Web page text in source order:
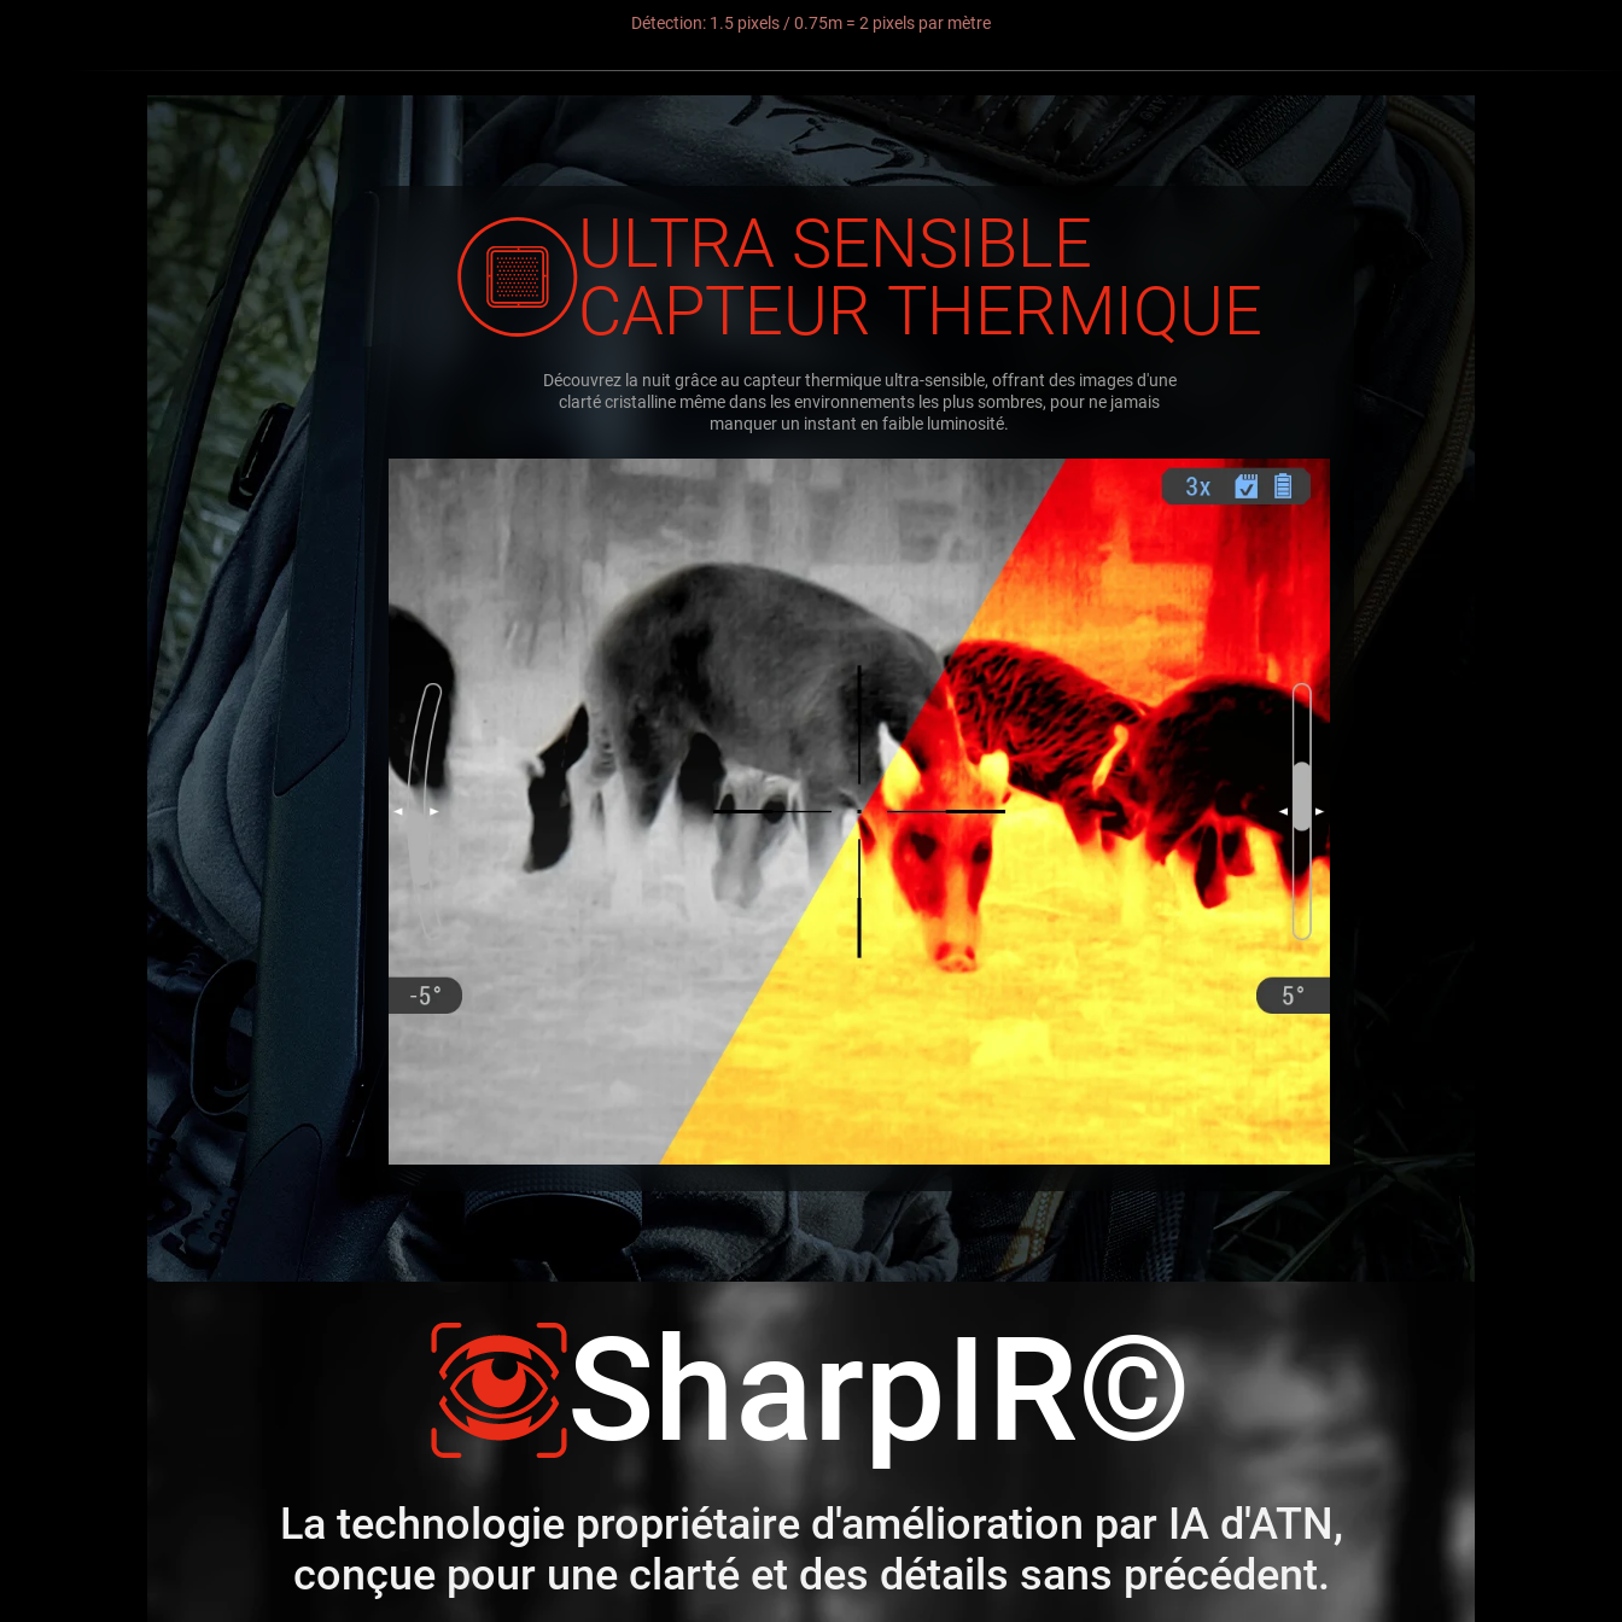
Détection: 1.5 pixels / 0.75m = 2 pixels par mètre
ULTRA SENSIBLE
CAPTEUR THERMIQUE
Découvrez la nuit grâce au capteur thermique ultra-sensible, offrant des images d'une
clarté cristalline même dans les environnements les plus sombres, pour ne jamais
manquer un instant en faible luminosité.
SharpIR©
La technologie propriétaire d'amélioration par IA d'ATN,
conçue pour une clarté et des détails sans précédent.